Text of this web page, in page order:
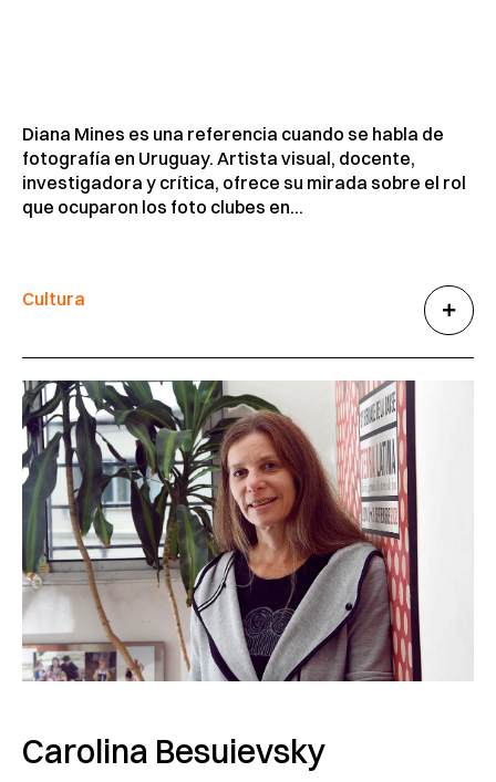
Diana Mines es una referencia cuando se habla de
fotografía en Uruguay. Artista visual, docente,
investigadora y crítica, ofrece su mirada sobre el rol
que ocuparon los foto clubes en...
Cultura
Carolina Besuievsky